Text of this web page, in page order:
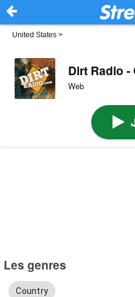
United States >
Dirt Radio
Web
Les genres
Country